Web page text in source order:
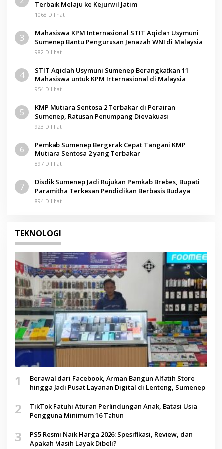
Terbaik Melaju ke Kejurwil Jatim
1068 Dilihat
3
Mahasiswa KPM Internasional STIT Aqidah Usymuni
Sumenep Bantu Pengurusan Jenazah WNI di Malaysia
982 Dilihat
4
STIT Aqidah Usymuni Sumenep Berangkatkan 11
Mahasiswa untuk KPM Internasional di Malaysia
954 Dilihat
5
KMP Mutiara Sentosa 2 Terbakar di Perairan
Sumenep, Ratusan Penumpang Dievakuasi
923 Dilihat
6
Pemkab Sumenep Bergerak Cepat Tangani KMP
Mutiara Sentosa 2 yang Terbakar
897 Dilihat
7
Disdik Sumenep Jadi Rujukan Pemkab Brebes, Bupati
Paramitha Terkesan Pendidikan Berbasis Budaya
894 Dilihat
TEKNOLOGI
1
Berawal dari Facebook, Arman Bangun Alfatih Store
hingga Jadi Pusat Layanan Digital di Lenteng, Sumenep
2
TikTok Patuhi Aturan Perlindungan Anak, Batasi Usia
Pengguna Minimum 16 Tahun
3
PS5 Resmi Naik Harga 2026: Spesifikasi, Review, dan
Apakah Masih Layak Dibeli?